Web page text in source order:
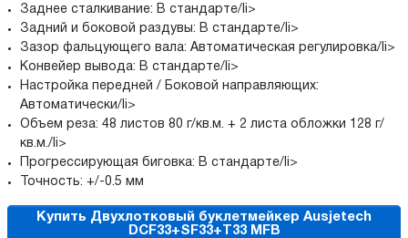
Заднее сталкивание: В стандарте/li>
Задний и боковой раздувы: В стандарте/li>
Зазор фальцующего вала: Автоматическая регулировка/li>
Конвейер вывода: В стандарте/li>
Настройка передней / Боковой направляющих:
Автоматически/li>
Объем реза: 48 листов 80 г/кв.м. + 2 листа обложки 128 г/
кв.м./li>
Прогрессирующая биговка: В стандарте/li>
Точность: +/-0.5 мм
Купить Двухлотковый буклетмейкер Ausjetech
DCF33+SF33+T33 MFB